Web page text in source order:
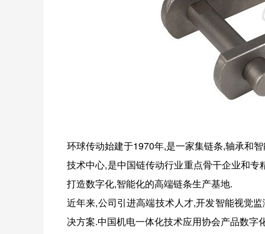
环球传动始建于1970年,是一家集链条,轴承和
技术中心,是中国链传动行业重点骨干企业和
打造数字化,智能化的高端链条生产基地.
近年来,公司引进高端技术人才,开发智能视觉
决方案.中国机电一体化技术应用协会产品数字